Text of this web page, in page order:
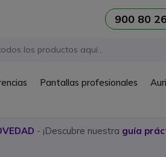
900 80
Pantallas profesionales
- ¡Descubre nuestra guía